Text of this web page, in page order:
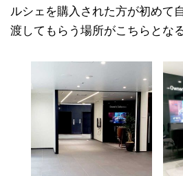
ルシェを購入された方が初めて
渡してもらう場所がこちらとな